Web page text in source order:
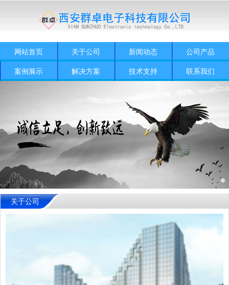
网站首页 关于公司 新闻动态 公司产品
案例展示 解决方案 技术支持 联系我们
关于公司